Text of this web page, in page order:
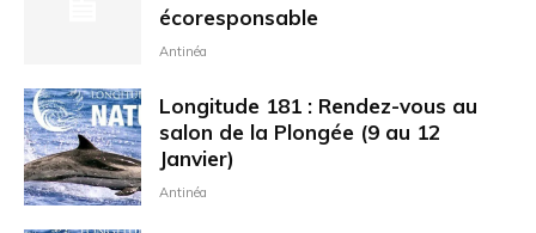
écoresponsable
Antinéa
Longitude 181 : Rendez-vous au
salon de la Plongée (9 au 12
Janvier)
Antinéa